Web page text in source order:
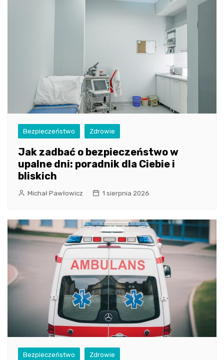
Bezpieczeństwo Zdrowie
Jak zadbać o bezpieczeństwo w
upalne dni: poradnik dla Ciebie i
bliskich
Michał Pawłowicz 1 sierpnia 2026
Bezpieczeństwo Zdrowie